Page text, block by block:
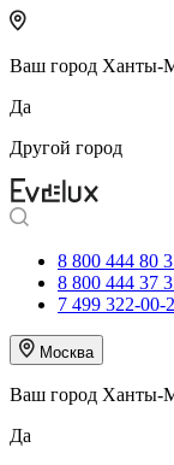
Ваш город Ханты-
Да
Другой город
8 800 444 80
8 800 444 37
7 499 322-00-
Москва
Ваш город Ханты-
Да